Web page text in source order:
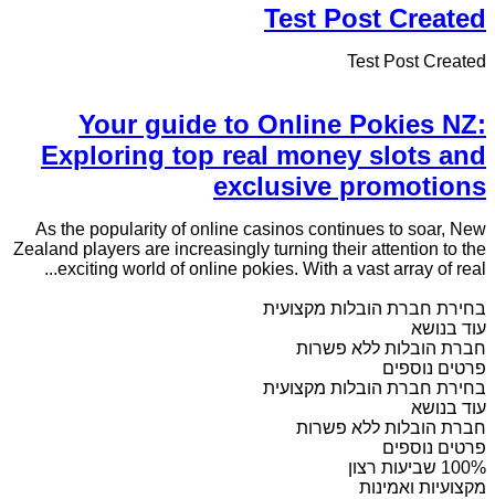
Test Post Created
Test Post Created
Your guide to Online Pokies NZ:
Exploring top real money slots and
exclusive promotions
As the popularity of online casinos continues to soar, New
Zealand players are increasingly turning their attention to the
exciting world of online pokies. With a vast array of real...
בחירת חברת הובלות מקצועית
עוד בנושא
חברת הובלות ללא פשרות
פרטים נוספים
בחירת חברת הובלות מקצועית
עוד בנושא
חברת הובלות ללא פשרות
פרטים נוספים
מקצועיות ואמינות